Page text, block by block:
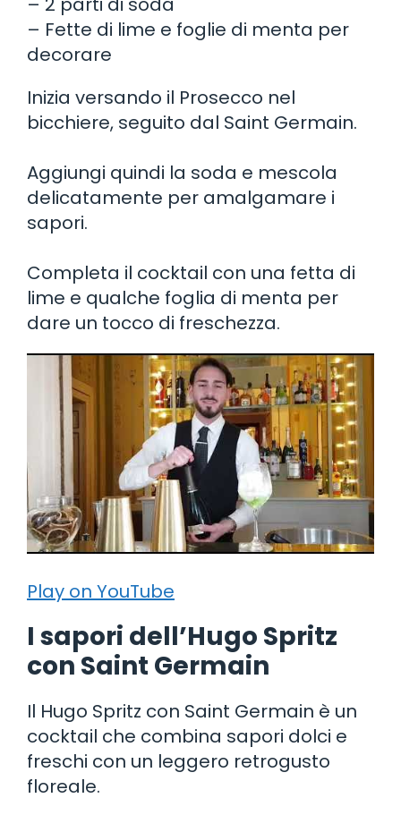
– Fette di lime e foglie di menta per
decorare
Inizia versando il Prosecco nel
bicchiere, seguito dal Saint Germain.
Aggiungi quindi la soda e mescola
delicatamente per amalgamare i
sapori.
Completa il cocktail con una fetta di
lime e qualche foglia di menta per
dare un tocco di freschezza.
Play on YouTube
I sapori dell’Hugo Spritz
con Saint Germain
Il Hugo Spritz con Saint Germain è un
cocktail che combina sapori dolci e
freschi con un leggero retrogusto
floreale.